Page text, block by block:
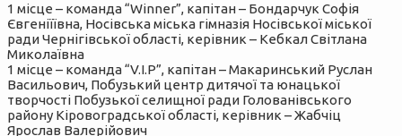
1 місце – команда “Winner”, капітан – Бондарчук Софія
Євгеніїївна, Носівська міська гімназія Носівської міської
ради Чернігівської області, керівник – Кебкал Світлана
Миколаївна
1 місце – команда “V.I.P”, капітан – Макаринський Руслан
Васильович, Побузький центр дитячої та юнацької
творчості Побузької селищної ради Голованівського
району Кіровоградської області, керівник – Жабчіц
Ярослав Валерійович